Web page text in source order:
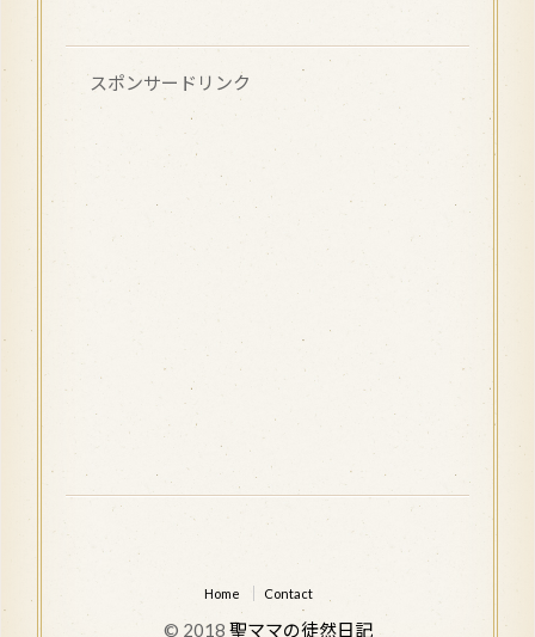
スポンサードリンク
Home Contact
© 2018 聖ママの徒然日記